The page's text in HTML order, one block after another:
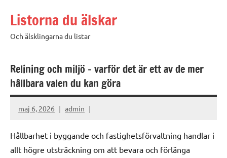
innehåll
Listorna du älskar
Och älsklingarna du listar
Relining och miljö – varför det är ett av de mer
hållbara valen du kan göra
maj 6, 2026 admin
Hållbarhet i byggande och fastighetsförvaltning handlar i
allt högre utsträckning om att bevara och förlänga